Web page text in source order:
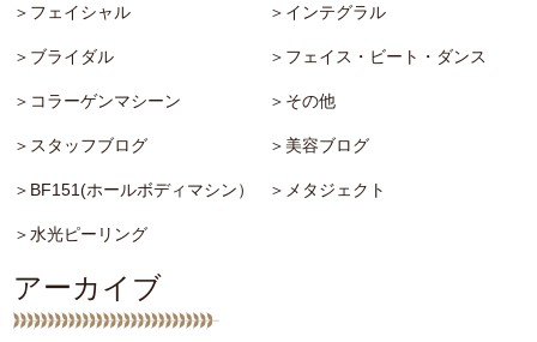
＞フェイシャル ＞インテグラル
＞ブライダル ＞フェイス・ビート・ダンス
＞コラーゲンマシーン ＞その他
＞スタッフブログ ＞美容ブログ
＞BF151(ホールボディマシン） ＞メタジェクト
＞水光ピーリング
アーカイブ